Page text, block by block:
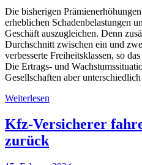
Die bisherigen
erheblichen Schadenbelastungen
Geschäft auszugleichen. Denn
Durchschnitt zwischen ein und
verbesserte Freiheitsklassen, so
Die Ertrags- und
Gesellschaften aber
Weiterlesen
Kfz-Versicherer
zurück